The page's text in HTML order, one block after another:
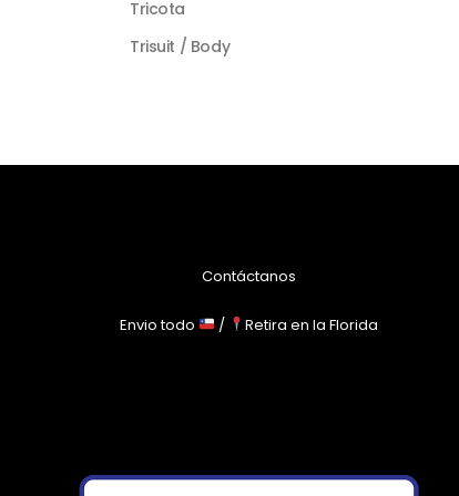
Tricota
Trisuit / Body
Contáctanos
Envio todo / Retira en la Florida